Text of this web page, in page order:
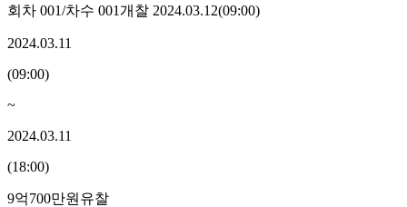
회차 001/차수 001개찰 2024.03.12(09:00)
2024.03.11
(09:00)
~
2024.03.11
(18:00)
9억700만원 유찰